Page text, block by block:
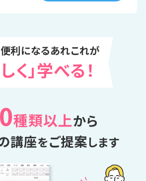
利になるあれこれが
く」学べる！
種類以上から
講座をご提案します